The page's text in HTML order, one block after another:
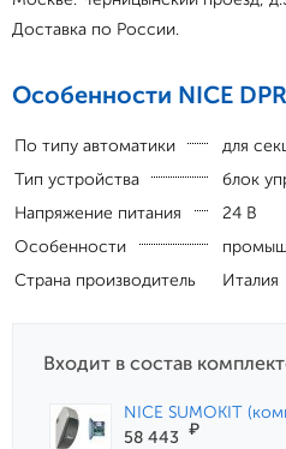
Доставка по России.
Особенности NICE
По типу автоматики
для
Тип устройства
блок
Напряжение питания
24 В
Особенности
Страна производитель
Италия
Входит в состав
NICE SUMOKIT
58 443 ₽